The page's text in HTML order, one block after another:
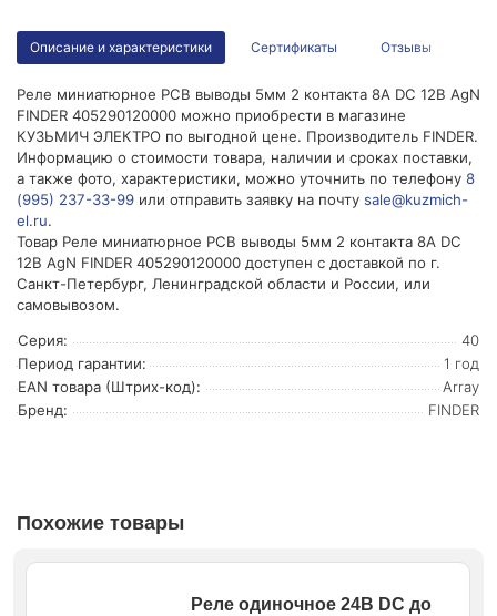
Описание и характеристики Сертификаты Отзывы
Реле миниатюрное РСВ выводы 5мм 2 контакта 8А DC 12В AgN
FINDER 405290120000 можно приобрести в магазине
КУЗЬМИЧ ЭЛЕКТРО по выгодной цене. Производитель FINDER.
Информацию о стоимости товара, наличии и сроках поставки,
а также фото, характеристики, можно уточнить по телефону 8
(995) 237-33-99 или отправить заявку на почту sale@kuzmich-
el.ru.
Товар Реле миниатюрное РСВ выводы 5мм 2 контакта 8А DC
12В AgN FINDER 405290120000 доступен с доставкой по г.
Санкт-Петербург, Ленинградской области и России, или
самовывозом.
Серия:
40
Период гарантии:
1 год
EAN товара (Штрих-код):
Array
Бренд:
FINDER
Похожие товары
Реле одиночное 24В DC до